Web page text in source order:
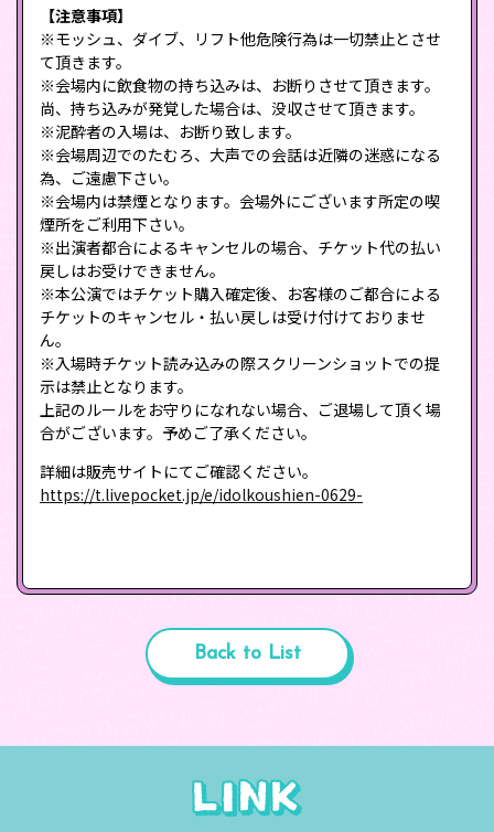
【注意事項】
※モッシュ、ダイブ、リフト他危険行為は一切禁止とさせ
て頂きます。
※会場内に飲食物の持ち込みは、お断りさせて頂きます。
尚、持ち込みが発覚した場合は、没収させて頂きます。
※泥酔者の入場は、お断り致します。
※会場周辺でのたむろ、大声での会話は近隣の迷惑になる
為、ご遠慮下さい。
※会場内は禁煙となります。会場外にございます所定の喫
煙所をご利用下さい。
※出演者都合によるキャンセルの場合、チケット代の払い
戻しはお受けできません。
※本公演ではチケット購入確定後、お客様のご都合による
チケットのキャンセル・払い戻しは受け付けておりませ
ん。
※入場時チケット読み込みの際スクリーンショットでの提
示は禁止となります。
上記のルールをお守りになれない場合、ご退場して頂く場
合がございます。予めご了承ください。
詳細は販売サイトにてご確認ください。
https://t.livepocket.jp/e/idolkoushien-0629-
Back to List